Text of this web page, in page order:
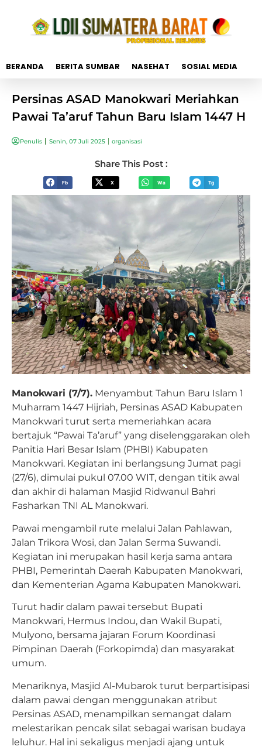
BERANDA BERITA SUMBAR NASEHAT SOSIAL MEDIA
Persinas ASAD Manokwari Meriahkan
Pawai Ta’aruf Tahun Baru Islam 1447 H
Penulis Senin, 07 Juli 2025 organisasi
Share This Post :
Fb X Wa Tg
Manokwari (7/7). Menyambut Tahun Baru Islam 1
Muharram 1447 Hijriah, Persinas ASAD Kabupaten
Manokwari turut serta memeriahkan acara
bertajuk “Pawai Ta’aruf” yang diselenggarakan oleh
Panitia Hari Besar Islam (PHBI) Kabupaten
Manokwari. Kegiatan ini berlangsung Jumat pagi
(27/6), dimulai pukul 07.00 WIT, dengan titik awal
dan akhir di halaman Masjid Ridwanul Bahri
Fasharkan TNI AL Manokwari.
Pawai mengambil rute melalui Jalan Pahlawan,
Jalan Trikora Wosi, dan Jalan Serma Suwandi.
Kegiatan ini merupakan hasil kerja sama antara
PHBI, Pemerintah Daerah Kabupaten Manokwari,
dan Kementerian Agama Kabupaten Manokwari.
Turut hadir dalam pawai tersebut Bupati
Manokwari, Hermus Indou, dan Wakil Bupati,
Mulyono, bersama jajaran Forum Koordinasi
Pimpinan Daerah (Forkopimda) dan masyarakat
umum.
Menariknya, Masjid Al-Mubarok turut berpartisipasi
dalam pawai dengan menggunakan atribut
Persinas ASAD, menampilkan semangat dalam
melestarikan pencak silat sebagai warisan budaya
leluhur. Hal ini sekaligus menjadi ajang untuk